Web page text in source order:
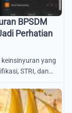
BPSDM
Perhatian
yang
STRI, dan